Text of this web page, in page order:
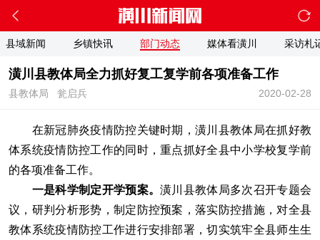
县域新闻 乡镇快讯 部门动态 媒体看潢川 采访札
潢川县教体局全力抓好复工复学前各项准备工作
2020-02-28
县教体局 瓮启兵
在新冠肺炎疫情防控关键时期，潢川县教体局在抓好教
体系统疫情防控工作的同时，重点抓好全县中小学校复学前
的各项准备工作。
一是科学制定开学预案。潢川县教体局多次召开专题会
议，研判分析形势，制定防控预案，落实防控措施，对全县
教体系统疫情防控工作进行安排部署，切实筑牢全县师生生